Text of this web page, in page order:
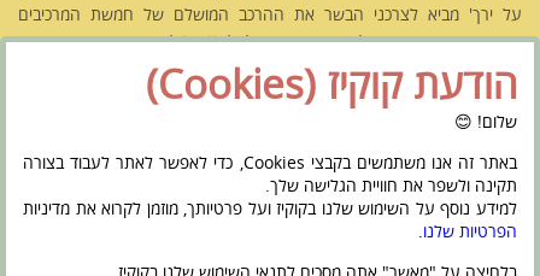
על ירך' מביא לצרכני הבשר את ההרכב המושלם של חמשת המרכיבים
העיקריים המגדירים אטליז משובח בישראל.לחץ כאן לקריאה נוספת אודותנו
ראשי מי אנחנו חנות – בית הקצבים
מדיניות פרטיות
צור קשר
הודעת קוקיז (Cookies)
שלום! 😊
באתר זה אנו משתמשים בקבצי Cookies, כדי לאפשר לאתר לעבוד בצורה
תקינה ולשפר את חוויית הגלישה שלך.
למידע נוסף על השימוש שלנו בקוקיז ועל פרטיותך, מוזמן לקרוא את מדיניות
הפרטיות שלנו.